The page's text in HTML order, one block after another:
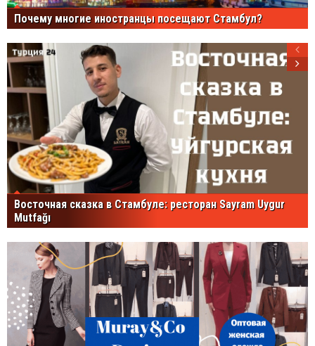
Почему многие иностранцы посещают Стамбул?
Восточная сказка в Стамбуле: ресторан Sayram Uygur
Mutfağı